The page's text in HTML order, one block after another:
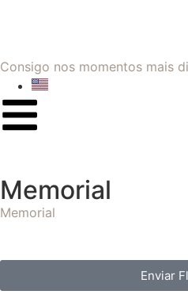
Consigo nos momentos mais
Memorial
Memorial
Enviar